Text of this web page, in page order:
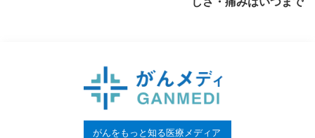
がんをもっと知る医療メディア